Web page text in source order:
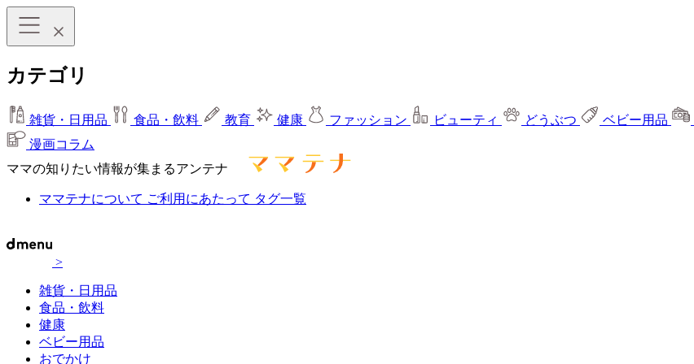
カテゴリ
雑貨・日用品 食品・飲料 教育 健康 ファッション ビューティ どうぶつ ベビー用品
漫画コラム
ママの知りたい情報が集まるアンテナ
ママテナについて ご利用にあたって タグ一覧
>
雑貨・日用品
食品・飲料
健康
ベビー用品
おでかけ